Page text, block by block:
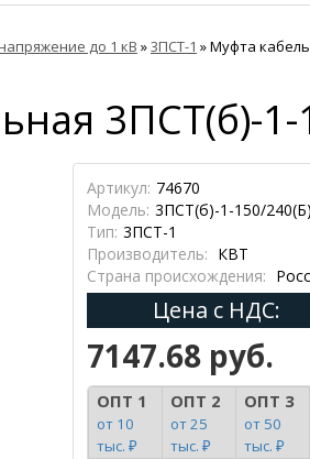
до 1 кВ »3ПСТ-1 »Муфта
3ПСТ(б)-
Артикул: 74670
Модель: 3ПСТ(б)-1-150/240(Б)
Тип: 3ПСТ-1
Производитель: КВТ
Страна происхождения:
Цена с НДС:
7147.68 руб.
ОПТ 1
от 10
тыс. ₽
ОПТ 2
от 25
тыс. ₽
ОПТ 3
от 50
тыс. ₽